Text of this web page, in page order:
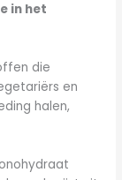
in het
die
en
halen,